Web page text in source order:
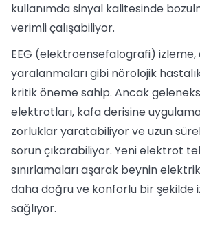
kullanımda sinyal kalitesinde
verimli çalışabiliyor.
EEG (elektroensefalografi) izleme,
yaralanmaları gibi nörolojik
kritik öneme sahip. Ancak
elektrotları, kafa derisine uygulama
zorluklar yaratabiliyor ve uzun
sorun çıkarabiliyor. Yeni elektrot
sınırlamaları aşarak beynin
daha doğru ve konforlu bir şekilde
sağlıyor.